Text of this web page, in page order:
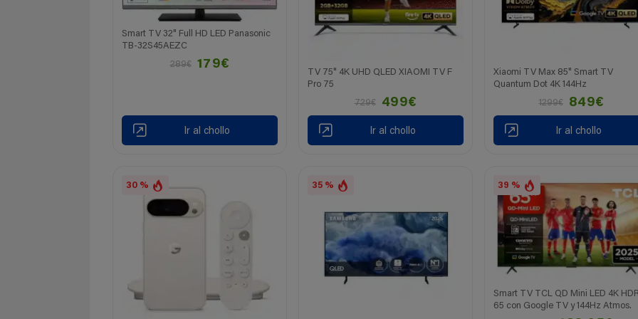
Smart TV 32" Full HD LED Panasonic
TB-32S45AEZC
289€
179€
Ir al chollo
TV 75" 4K UHD QLED XIAOMI TV F
Pro 75
729€
499€
Ir al chollo
Xiaomi TV Max 85" Smart TV
Quantum Dot 4K 144Hz
1299€
849€
Ir al chollo
30 % 35 % 39 %
Smart TV TCL QD Mini LED 4K
65 con Google TV y 144Hz Atmos.